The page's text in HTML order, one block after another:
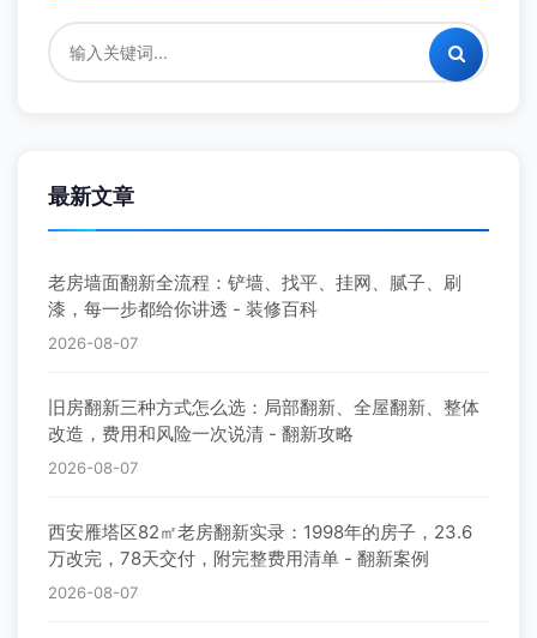
最新文章
老房墙面翻新全流程：铲墙、找平、挂网、腻子、刷
漆，每一步都给你讲透 - 装修百科
2026-08-07
旧房翻新三种方式怎么选：局部翻新、全屋翻新、整体
改造，费用和风险一次说清 - 翻新攻略
2026-08-07
西安雁塔区82㎡老房翻新实录：1998年的房子，23.6
万改完，78天交付，附完整费用清单 - 翻新案例
2026-08-07